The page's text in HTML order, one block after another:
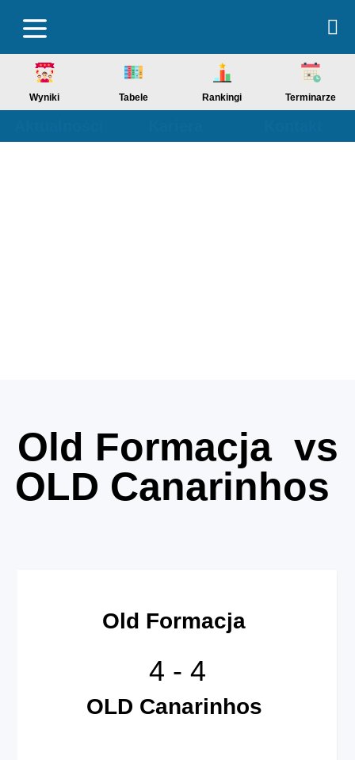
Wyniki Tabele Rankingi Terminarze
Old Formacja vs
OLD Canarinhos
Old Formacja
OLD Canarinhos
4 - 4